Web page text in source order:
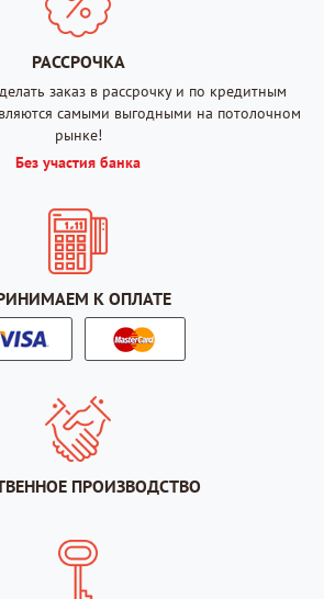
РАССРОЧКА
заказ в рассрочку и по кредитным
самыми выгодными на потолочном
рынке!
Без участия банка
К ОПЛАТЕ
ПРОИЗВОДСТВО